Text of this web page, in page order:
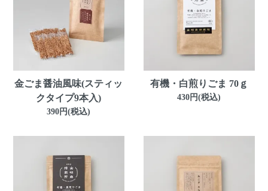
金ごま醤油風味(スティッ
クタイプ9本入)
390円(税込)
有機・白煎りごま 70ｇ
430円(税込)